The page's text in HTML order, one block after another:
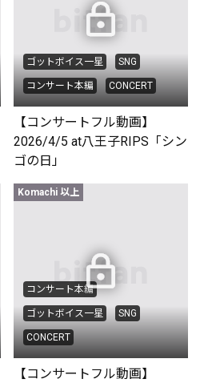
ゴットボイス一星 SNG
コンサート本編 CONCERT
【コンサートフル動画】
2026/4/5 at八王子RIPS「シン
ゴの日」
Komachi 以上
コンサート本編
ゴットボイス一星 SNG
CONCERT
【コンサートフル動画】